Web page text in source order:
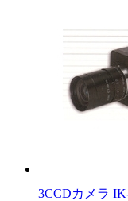
3CCDカメラ